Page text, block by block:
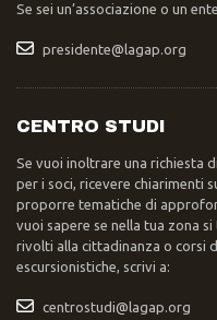
Se sei un’associazione o un
presidente@lagap.org
CENTRO STUDI
Se vuoi inoltrare una richiesta
per i soci, ricevere chiarimenti
proporre tematiche di
vuoi sapere se nella tua zona
rivolti alla cittadinanza o corsi
escursionistiche, scrivi a:
centrostudi@lagap.org